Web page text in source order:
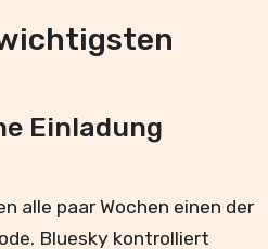
Einladung
alle paar Wochen einen der
Bluesky kontrolliert